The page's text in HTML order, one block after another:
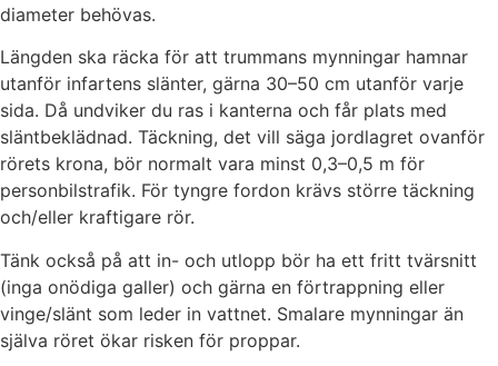
diameter behövas.
Längden ska räcka för att trummans mynningar hamnar
utanför infartens slänter, gärna 30–50 cm utanför varje
sida. Då undviker du ras i kanterna och får plats med
släntbeklädnad. Täckning, det vill säga jordlagret ovanför
rörets krona, bör normalt vara minst 0,3–0,5 m för
personbilstrafik. För tyngre fordon krävs större täckning
och/eller kraftigare rör.
Tänk också på att in- och utlopp bör ha ett fritt tvärsnitt
(inga onödiga galler) och gärna en förtrappning eller
vinge/slänt som leder in vattnet. Smalare mynningar än
själva röret ökar risken för proppar.